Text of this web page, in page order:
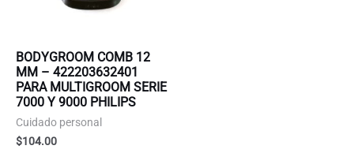
BODYGROOM COMB 12
MM – 422203632401
PARA MULTIGROOM SERIE
7000 Y 9000 PHILIPS
Cuidado personal
$104.00